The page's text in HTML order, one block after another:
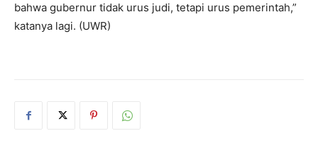
bahwa gubernur tidak urus judi, tetapi urus pemerintah,”
katanya lagi. (UWR)